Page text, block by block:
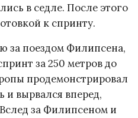
в седле. После этого
к спринту.
за поездом Филипсена,
за 250 метров до
продемонстрировал
и вырвался вперед,
за Филипсеном и